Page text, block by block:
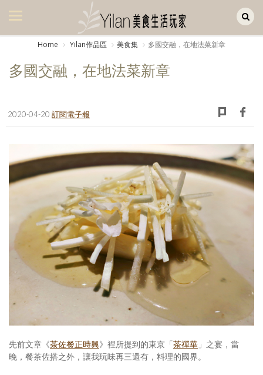
美食集
生活風
書房集
日記簿
餐桌週記
享樂隨手拍
照相簿
影音區
創意出版服務
歷史區
Home Yilan作品區 美食集 多國交融，在地法菜新章
多國交融，在地法菜新章
2020-04-20 訂閱電子報
先前文章《茶佐餐正時興》裡所提到的東京「茶禪華 」之宴，當
晚，餐茶佐搭之外，讓我玩味再三還有，料理的國界。